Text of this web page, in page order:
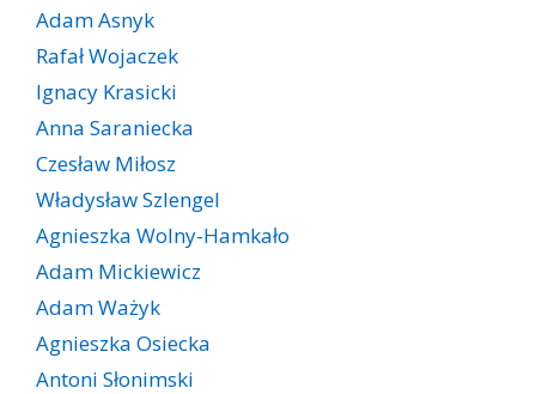
Adam Asnyk
Rafał Wojaczek
Ignacy Krasicki
Anna Saraniecka
Czesław Miłosz
Władysław Szlengel
Agnieszka Wolny-Hamkało
Adam Mickiewicz
Adam Ważyk
Agnieszka Osiecka
Antoni Słonimski